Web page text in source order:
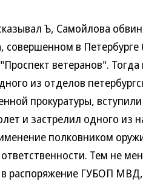
Ъ, Самойлова
совершенном в
ветеранов".
из отделов
прокуратуры,
и застрелил одного из
полковником
Тем не
распоряжение ГУБОП